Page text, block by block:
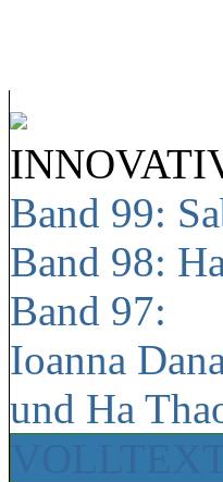
Band 99:
Band 98:
Band 97:
Ioanna
und Ha